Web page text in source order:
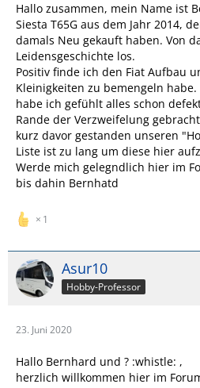
Hallo zusammen, mein Name ist
Siesta T65G aus dem Jahr 2014,
damals Neu gekauft haben. Von
Leidensgeschichte los.
Positiv finde ich den Fiat Aufbau
Kleinigkeiten zu bemengeln habe.
habe ich gefühlt alles schon
Rande der Verzweifelung
kurz davor gestanden unseren
Liste ist zu lang um diese hier
Werde mich gelegndlich hier im
bis dahin Bernhatd
1
Asur10
Hobby-Professor
23. Juni 2020
Hallo Bernhard und ? :whistle: ,
herzlich willkommen hier im